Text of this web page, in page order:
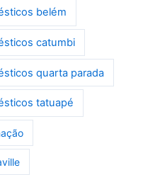
belém
catumbi
quarta parada
tatuapé